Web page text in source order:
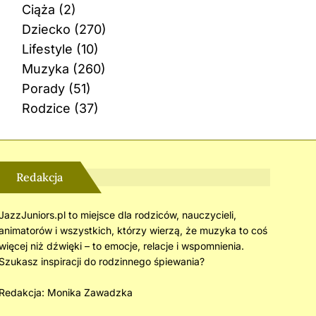
Ciąża (2)
Dziecko (270)
Lifestyle (10)
Muzyka (260)
Porady(51)
Rodzice (37)
Redakcja
to miejsce dla rodziców, nauczycieli,
i wszystkich, którzy wierzą, że muzyka to coś
niż dźwięki – to emocje, relacje i wspomnienia.
inspiracji do rodzinnego śpiewania?
Monika Zawadzka